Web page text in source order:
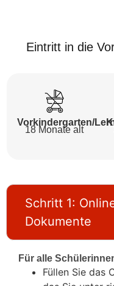
Eintritt in die
Vorkindergarten/
18 Monate alt
Schritt 1:
Dokumente
Für alle
Füllen Sie das